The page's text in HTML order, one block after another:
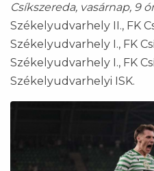
Csíkszereda, vasárnap, 9
Székelyudvarhely II., FK
Székelyudvarhely I., FK
Székelyudvarhely I., FK
Székelyudvarhelyi ISK.